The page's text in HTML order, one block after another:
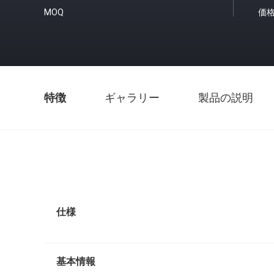
MOQ 価
特徴 ギャラリー 製品の説明
仕様
基本情報